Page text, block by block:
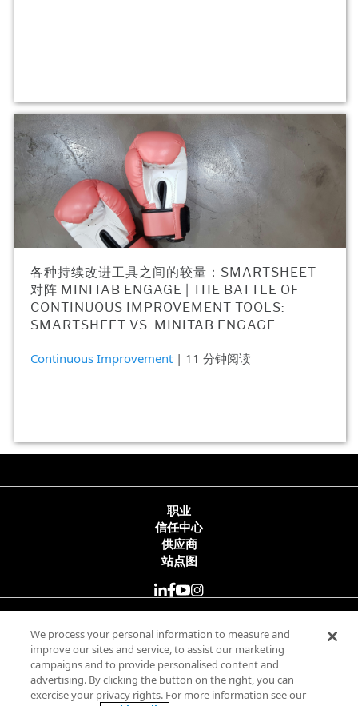
各种持续改进工具之间的较量：SMARTSHEET
对阵 MINITAB ENGAGE | THE BATTLE OF
CONTINUOUS IMPROVEMENT TOOLS:
SMARTSHEET VS. MINITAB ENGAGE
Continuous Improvement | 11 分钟阅读
职业
信任中心
供应商
站点图
© 2025 Minitab, LLC. All Rights Reserved.
使用条款
隐私政策
We process your personal information to measure and
improve our sites and service, to assist our marketing
campaigns and to provide personalised content and
advertising. By clicking the button on the right, you can
exercise your privacy rights. For more information see our